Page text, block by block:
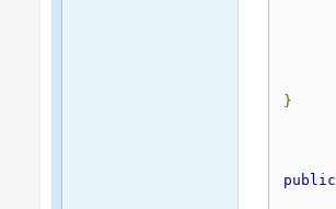
}
public